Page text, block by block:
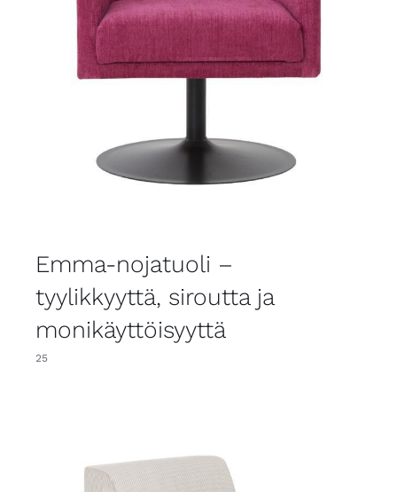
Emma-nojatuoli –
tyylikkyyttä, siroutta ja
monikäyttöisyyttä
25